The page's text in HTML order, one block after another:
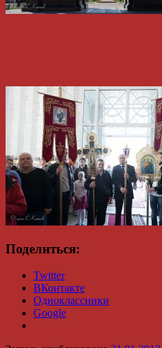
Поделиться:
Twitter
ВКонтакте
Одноклассники
Google